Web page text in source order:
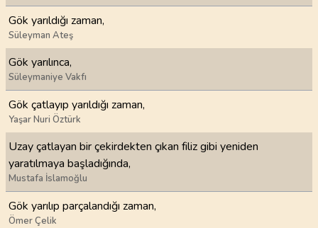
Gök yarıldığı zaman,
Süleyman Ateş
Gök yarılınca,
Süleymaniye Vakfı
Gök çatlayıp yarıldığı zaman,
Yaşar Nuri Öztürk
Uzay çatlayan bir çekirdekten çıkan filiz gibi yeniden
yaratılmaya başladığında,
Mustafa İslamoğlu
Gök yarılıp parçalandığı zaman,
Ömer Çelik